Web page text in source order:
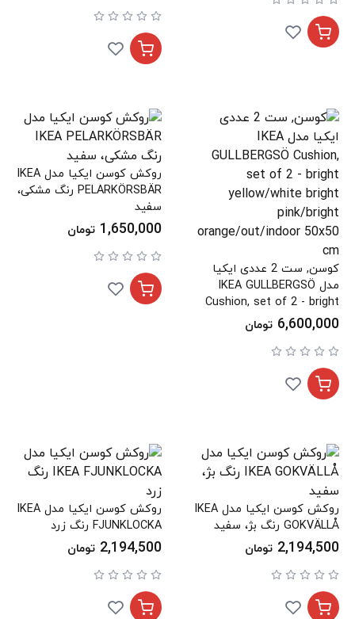
کوسن, ست 2 عددی ایکیا
مدل IKEA GULLBERGSÖ
Cushion, set of 2 - bright
yellow/white bright
pink/bright
orange/out/indoor 50x50
cm
6,600,000 تومان
روکش کوسن ایکیا مدل IKEA
PELARKÖRSBÄR رنگ مشکی،
سفید
1,650,000 تومان
روکش کوسن ایکیا مدل IKEA
GOKVÄLLÅ رنگ بژ، سفید
2,194,500 تومان
روکش کوسن ایکیا مدل IKEA
FJUNKLOCKA رنگ زرد
2,194,500 تومان